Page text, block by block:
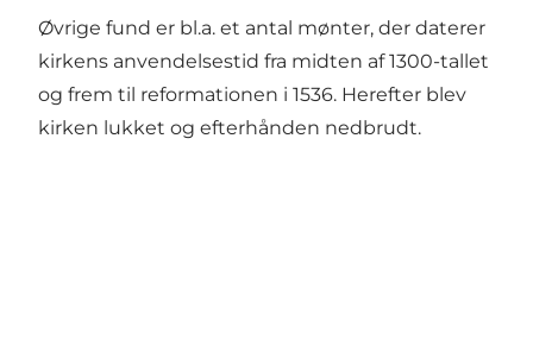
Øvrige fund er bl.a. et antal mønter, der daterer
kirkens anvendelsestid fra midten af 1300-tallet
og frem til reformationen i 1536. Herefter blev
kirken lukket og efterhånden nedbrudt.